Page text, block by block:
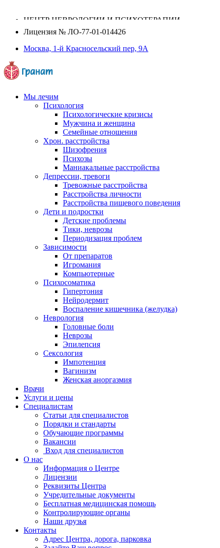
ЦЕНТР НЕВРОЛОГИИ И ПСИХОТЕРАПИИ
Лицензия № ЛО-77-01-014426
Москва, 1-й Красносельский пер, 9А
Мы лечим
Психология
Психологические кризисы
Мужчина и женщина
Семейные отношения
Хрон. расстройства
Шизофрения
Психозы
Маниакальные расстройства
Депрессии, тревоги
Тревожные расстройства
Расстройства личности
Расстройства пищевого поведения
Дети и подростки
Детские проблемы
Тики, неврозы
Периодизация проблем
Зависимости
От препаратов
Игромания
Компьютерные
Психосоматика
Гипертония
Нейродермит
Воспаление кишечника (желудка)
Неврология
Головные боли
Неврозы
Эпилепсия
Сексология
Импотенция
Вагинизм
Женская аноргазмия
Врачи
Услуги и цены
Специалистам
Статьи для специалистов
Порядки и стандарты
Обучающие программы
Вакансии
Вход для специалистов
О нас
Информация о Центре
Лицензии
Реквизиты Центра
Учредительные документы
Бесплатная медицинская помощь
Контролирующие органы
Наши друзья
Контакты
Адрес Центра, дорога, парковка